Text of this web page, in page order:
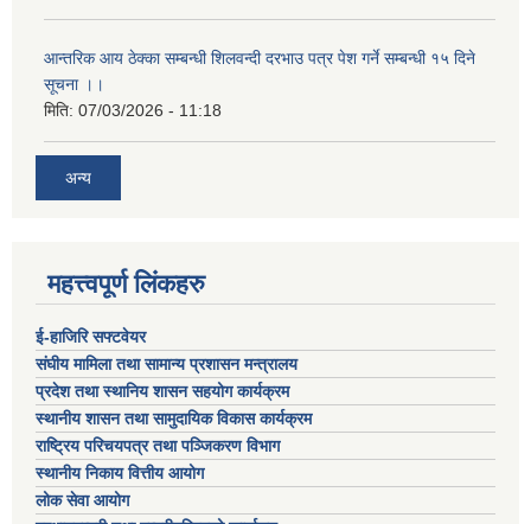
आन्तरिक आय ठेक्का सम्बन्धी शिलवन्दी दरभाउ पत्र पेश गर्ने सम्बन्धी १५ दिने
सूचना ।।
मिति: 07/03/2026 - 11:18
अन्य
महत्त्वपूर्ण लिंकहरु
ई-हाजिरि सफ्टवेयर
संघीय मामिला तथा सामान्य प्रशासन मन्त्रालय
प्रदेश तथा स्थानिय शासन सहयोग कार्यक्रम
स्थानीय शासन तथा सामुदायिक विकास कार्यक्रम
राष्ट्रिय परिचयपत्र तथा पञ्जिकरण विभाग
स्थानीय निकाय वित्तीय आयोग
लोक सेवा आयोग